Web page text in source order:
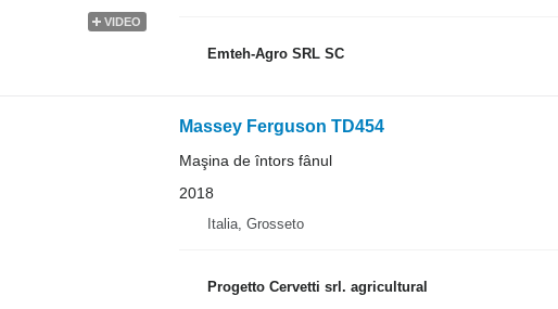
VIDEO
Emteh-Agro SRL SC
Massey Ferguson TD454
Maşina de întors fânul
2018
Italia, Grosseto
Progetto Cervetti srl. agricultural